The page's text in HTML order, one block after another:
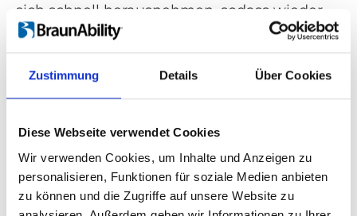
Zustimmung Details Über Cookies
Diese Webseite verwendet Cookies
Wir verwenden Cookies, um Inhalte und Anzeigen zu
personalisieren, Funktionen für soziale Medien anbieten
zu können und die Zugriffe auf unsere Website zu
sich schnell herausnehmen, sodass wieder
das Originalpedal genutzt werden kann.
Dank Universaldesign in Rechts- und
Linkslenkern sowie den meisten Marken und
Modellen einbaubar.
Mini-
Ermöglicht eine
Verlängerung um